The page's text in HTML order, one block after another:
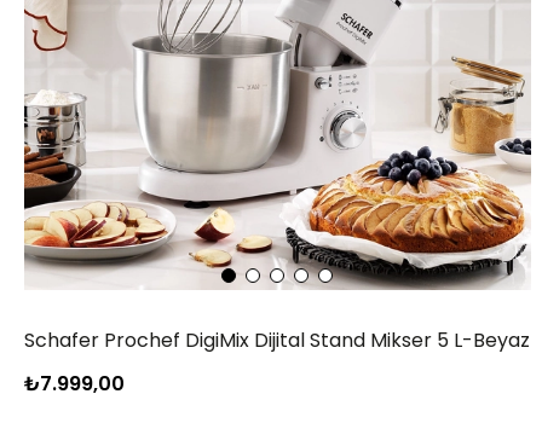
Schafer Prochef DigiMix Dijital Stand Mikser 5 L-Beyaz
₺7.999,00